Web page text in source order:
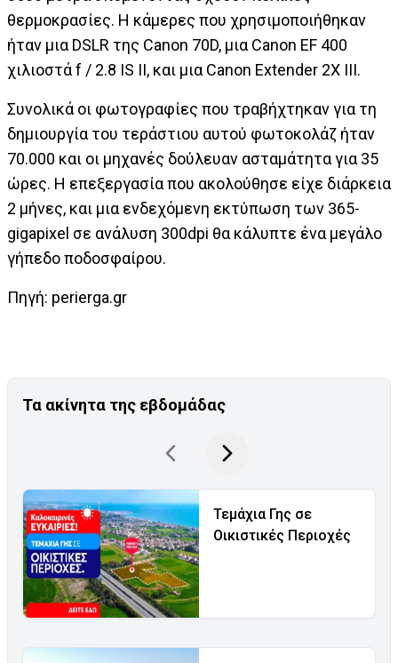
θερμοκρασίες. Η κάμερες που χρησιμοποιήθηκαν
ήταν μια DSLR της Canon 70D, μια Canon EF 400
χιλιοστά f / 2.8 IS II, και μια Canon Extender 2X III.
Συνολικά οι φωτογραφίες που τραβήχτηκαν για τη
δημιουργία του τεράστιου αυτού φωτοκολάζ ήταν
70.000 και οι μηχανές δούλευαν ασταμάτητα για 35
ώρες. Η επεξεργασία που ακολούθησε είχε διάρκεια
2 μήνες, και μια ενδεχόμενη εκτύπωση των 365-
gigapixel σε ανάλυση 300dpi θα κάλυπτε ένα μεγάλο
γήπεδο ποδοσφαίρου.
Πηγή: perierga.gr
Τα ακίνητα της εβδομάδας
Τεμάχια Γης σε
Οικιστικές Περιοχές